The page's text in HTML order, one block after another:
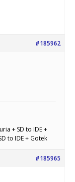
#185962
+ SD to IDE +
to IDE + Gotek
#185965